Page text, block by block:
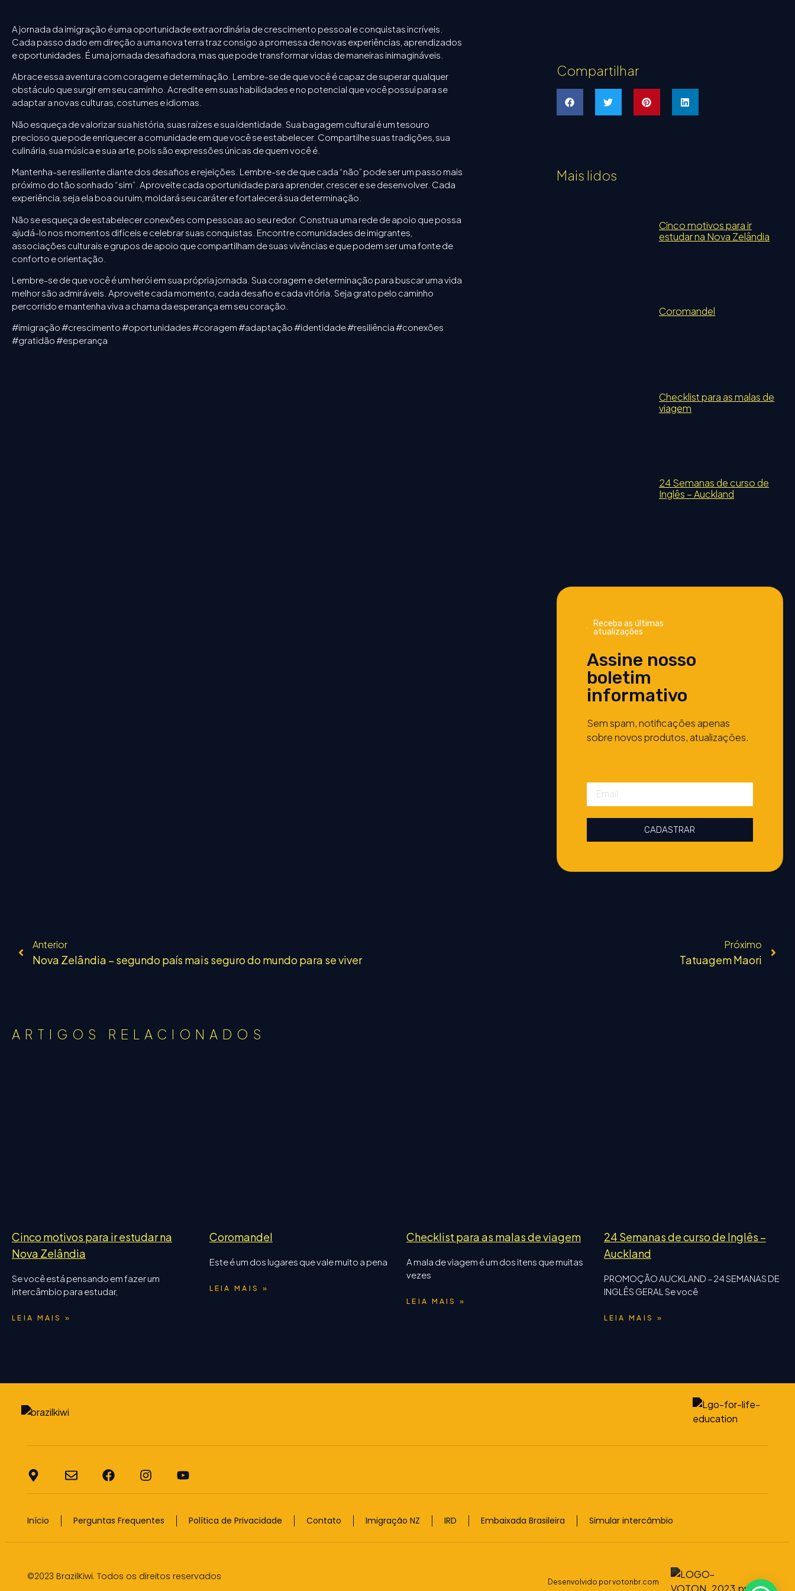
A jornada da imigração é uma oportunidade extraordinária de crescimento pessoal e conquistas incríveis.
Cada passo dado em direção a uma nova terra traz consigo a promessa de novas experiências, aprendizados
e oportunidades. É uma jornada desafiadora, mas que pode transformar vidas de maneiras inimagináveis.
Abrace essa aventura com coragem e determinação. Lembre-se de que você é capaz de superar qualquer
obstáculo que surgir em seu caminho. Acredite em suas habilidades e no potencial que você possui para se
adaptar a novas culturas, costumes e idiomas.
Não esqueça de valorizar sua história, suas raízes e sua identidade. Sua bagagem cultural é um tesouro
precioso que pode enriquecer a comunidade em que você se estabelecer. Compartilhe suas tradições, sua
culinária, sua música e sua arte, pois são expressões únicas de quem você é.
Mantenha-se resiliente diante dos desafios e rejeições. Lembre-se de que cada “não” pode ser um passo mais
próximo do tão sonhado “sim”. Aproveite cada oportunidade para aprender, crescer e se desenvolver. Cada
experiência, seja ela boa ou ruim, moldará seu caráter e fortalecerá sua determinação.
Não se esqueça de estabelecer conexões com pessoas ao seu redor. Construa uma rede de apoio que possa
ajudá-lo nos momentos difíceis e celebrar suas conquistas. Encontre comunidades de imigrantes,
associações culturais e grupos de apoio que compartilham de suas vivências e que podem ser uma fonte de
conforto e orientação.
Lembre-se de que você é um herói em sua própria jornada. Sua coragem e determinação para buscar uma vida
melhor são admiráveis. Aproveite cada momento, cada desafio e cada vitória. Seja grato pelo caminho
percorrido e mantenha viva a chama da esperança em seu coração.
#imigração #crescimento #oportunidades #coragem #adaptação #identidade #resiliência #conexões
#gratidão #esperança
Compartilhar
Mais lidos
Cinco motivos para ir
estudar na Nova Zelândia
Coromandel
Checklist para as malas de
viagem
24 Semanas de curso de
Inglês – Auckland
Receba as últimas
atualizações
Assine nosso
boletim
informativo
Sem spam, notificações apenas
sobre novos produtos, atualizações.
CADASTRAR
Anterior
Nova Zelândia – segundo país mais seguro do mundo para se viver
Próximo
Tatuagem Maori
ARTIGOS RELACIONADOS
Cinco motivos para ir estudar na
Nova Zelândia
Se você está pensando em fazer um
intercâmbio para estudar,
LEIA MAIS »
Coromandel
Este é um dos lugares que vale muito a pena
LEIA MAIS »
Checklist para as malas de viagem
A mala de viagem é um dos itens que muitas
vezes
LEIA MAIS »
24 Semanas de curso de Inglês –
Auckland
PROMOÇÃO AUCKLAND – 24 SEMANAS DE
INGLÊS GERAL Se você
LEIA MAIS »
Início Perguntas Frequentes Política de Privacidade Contato Imigração NZ IRD Embaixada Brasileira Simular intercâmbio
©2023 BrazilKiwi. Todos os direitos reservados Desenvolvido por votonbr.com